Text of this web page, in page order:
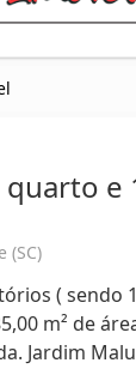
e
(SC)
( sendo
m² de
Jardim